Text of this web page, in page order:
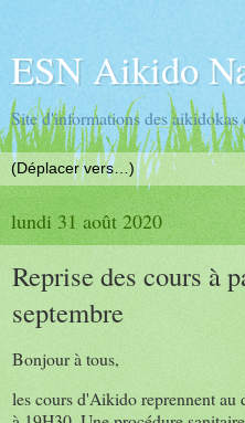
ESN Aikido
Site d'informations des aikidokas
lundi 31 août 2020
Reprise des cours à
septembre
Bonjour à tous,
les cours d'Aikido reprennent